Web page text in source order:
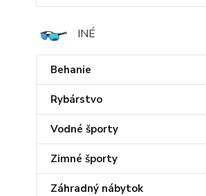
INÉ
Behanie
Rybárstvo
Vodné športy
Zimné športy
Záhradný nábytok